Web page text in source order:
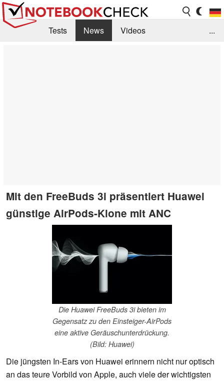
Tests News
Videos
...
Mit den FreeBuds 3i präsentiert Huawei
günstige AirPods-Klone mit ANC
Die Huawei FreeBuds 3i bieten im
Gegensatz zu den Einsteiger-AirPods
eine aktive Geräuschunterdrückung.
(Bild: Huawei)
Die jüngsten In-Ears von Huawei erinnern nicht nur optisch
an das teure Vorbild von Apple, auch viele der wichtigsten